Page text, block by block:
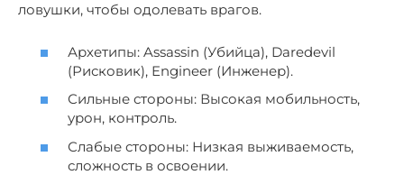
ловушки, чтобы одолевать врагов.
Архетипы: Assassin (Убийца), Daredevil
(Рисковик), Engineer (Инженер).
Сильные стороны: Высокая мобильность,
урон, контроль.
Слабые стороны: Низкая выживаемость,
сложность в освоении.